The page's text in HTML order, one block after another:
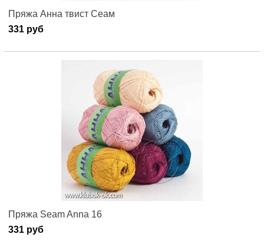
Пряжа Анна твист Сеам
331 руб
Пряжа Seam Anna 16
331 руб